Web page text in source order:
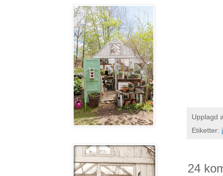
Upplagd
Etiketter:
24